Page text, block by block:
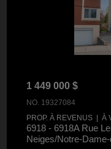
1 449 000 $
NO. 19327084
PROP. À REVENUS | À
6918 - 6918A Rue
Neiges/Notre-